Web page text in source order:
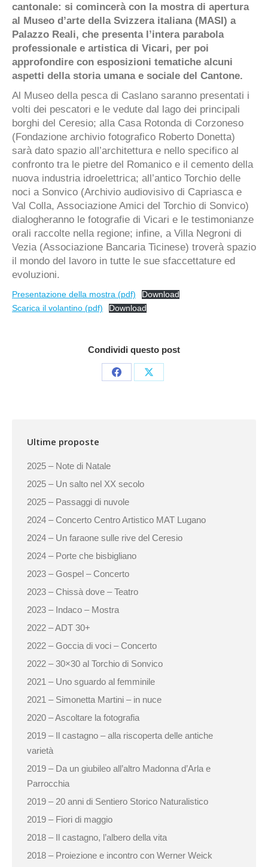
cantonale: si comincerà con la mostra di apertura
al Museo d’arte della Svizzera italiana (MASI) a
Palazzo Reali, che presenta l’intera parabola
professionale e artistica di Vicari, per poi
approfondire con esposizioni tematiche alcuni
aspetti della storia umana e sociale del Cantone.
Al Museo della pesca di Caslano saranno presentati i
volti dei pescatori e le vedute dal lago dei principali
borghi del Ceresio; alla Casa Rotonda di Corzoneso
(Fondazione archivio fotografico Roberto Donetta)
sarà dato spazio all’architettura e nello specifico al
confronto tra le pietre del Romanico e il cemento della
nuova industria idroelettrica; all’antico Torchio delle
noci a Sonvico (Archivio audiovisivo di Capriasca e
Val Colla, Associazione Amici del Torchio di Sonvico)
dialogheranno le fotografie di Vicari e le testimonianze
orali raccolte nella regione; infine, a Villa Negroni di
Vezia (Associazione Bancaria Ticinese) troverà spazio
il mondo del lavoro in tutte le sue sfaccettature ed
evoluzioni.
Presentazione della mostra (pdf)
Download
Scarica il volantino (pdf)
Download
Condividi questo post
Share
Share
Ultime proposte
2025 – Note di Natale
2025 – Un salto nel XX secolo
2025 – Passaggi di nuvole
2024 – Concerto Centro Artistico MAT Lugano
2024 – Un faraone sulle rive del Ceresio
2024 – Porte che bisbigliano
2023 – Gospel – Concerto
2023 – Chissà dove – Teatro
2023 – Indaco – Mostra
2022 – ADT 30+
2022 – Goccia di voci – Concerto
2022 – 30×30 al Torchio di Sonvico
2021 – Uno sguardo al femminile
2021 – Simonetta Martini – in nuce
2020 – Ascoltare la fotografia
2019 – Il castagno – alla riscoperta delle antiche
varietà
2019 – Da un giubileo all’altro Madonna d’Arla e
Parrocchia
2019 – 20 anni di Sentiero Storico Naturalistico
2019 – Fiori di maggio
2018 – Il castagno, l’albero della vita
2018 – Proiezione e incontro con Werner Weick